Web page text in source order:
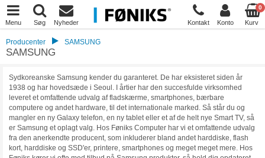
Menu Søg Nyheder Kontakt Konto
0
Kurv
Producenter SAMSUNG
SAMSUNG
Sydkoreanske Samsung kender du garanteret. De har eksisteret siden år
1938 og har hovedsæde i Seoul. I årtier har den succesfulde virksomhed
leveret et omfattende udvalg af fladskærme, smartphones, bærbare
computere og andet hardware, til det internationale marked. Så står du og
mangler en ny Galaxy telefon, en ny tablet eller et af de helt nye Smart TV, så
er Samsung et oplagt valg. Hos Føniks Computer har vi et omfattende udvalg
fra den anerkendte producent, som inkluderer bland andet harddiske, flash
kort, harddiske og SSD'er, printere, smartphones og meget meget mere. Hos